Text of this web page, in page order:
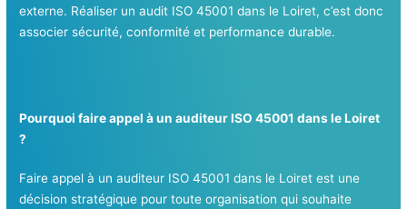
externe. Réaliser un audit ISO 45001 dans le Loiret, c’est donc
associer sécurité, conformité et performance durable.
Pourquoi faire appel à un auditeur ISO 45001 dans le Loiret
?
Faire appel à un auditeur ISO 45001 dans le Loiret est une
décision stratégique pour toute organisation qui souhaite